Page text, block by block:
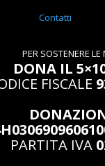
Contatti
PER SOSTENERE
DONA IL
FISCALE
PARTITA IVA